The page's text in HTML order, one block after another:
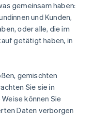
gemeinsam haben:
und Kunden,
oder alle, die im
getätigt haben, in
gemischten
Sie sie in
können Sie
Daten verborgen